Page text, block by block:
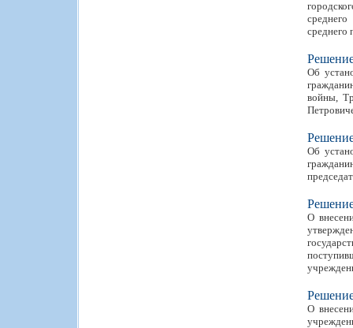
среднего
Об
войны,
Об
О
О